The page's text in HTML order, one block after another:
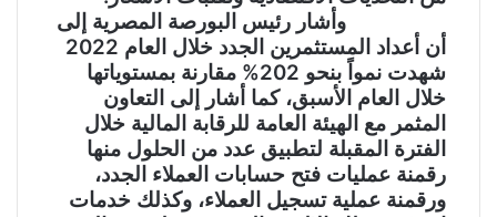
وأشار رئيس البورصة المصرية إلى
أن أعداد المستثمرين الجدد خلال العام 2022
شهدت نمواً بنحو 202% مقارنة بمستوياتها
خلال العام الأسبق، كما أشار إلى التعاون
المثمر مع الهيئة العامة للرقابة المالية خلال
الفترة المقبلة لتطبيق عدد من الحلول منها
رقمنة عمليات فتح حسابات العملاء الجدد،
ورقمنة عملية تسجيل العملاء، وكذلك خدمات